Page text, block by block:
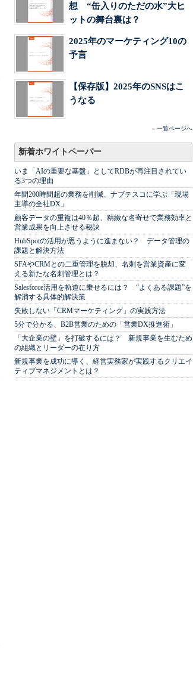
想 “缶入りのただの水”大ヒ
ットの舞台裏は？
2025年のマーケティング10の
予言
【保存版】2025年のSNSはこ
うなる
» 一覧ページへ
新着ホワイトペーパー
いま「AIの重要な基盤」としてRDBが再注目されてい
る3つの理由
年間200時間超の業務を削減、ナブテスコに学ぶ「現場
主導の全社DX」
顧客データの重複は40％超、精緻な名寄せで業務効率と
営業成果を向上させる秘訣
HubSpotの活用が思うように進まない？ データ管理の
課題と解決方法
SFAやCRMとの二重管理を脱却、名刺を営業資産に変
える新たな名刺管理とは？
Salesforce活用を軌道に乗せるには？ “よくある課題”を
解消する具体的解決策
失敗しない「CRMマーケティング」の実践方法
5分で分かる、B2B営業のための「営業DX推進術」
「大企業の壁」を打破するには？ 新規事業を生むため
の組織とリーダーの在り方
新規事業を成功に導く、経営実務家が実践するクリエイ
ティブマネジメントとは？